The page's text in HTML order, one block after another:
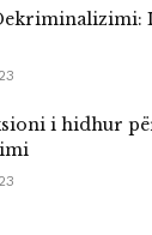
i hidhur